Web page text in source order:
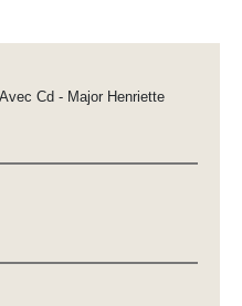
Cd - Major Henriette